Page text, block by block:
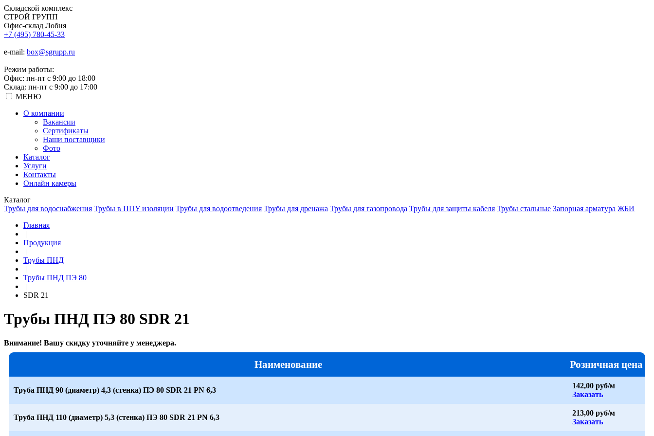
Складской комплекс
СТРОЙ ГРУПП
Офис-склад Лобня
+7 (495) 780-45-33
e-mail: box@sgrupp.ru
Режим работы:
Офис: пн-пт с 9:00 до 18:00
Склад: пн-пт с 9:00 до 17:00
МЕНЮ
О компании
Вакансии
Сертификаты
Наши поставщики
Фото
Каталог
Услуги
Контакты
Онлайн камеры
Каталог
Трубы для водоснабжения Трубы в ППУ изоляции Трубы для водоотведения Трубы для дренажа Трубы для газопровода Трубы для защиты кабеля Трубы стальные Запорная арматура ЖБИ
Главная
|
Продукция
|
Трубы ПНД
|
Трубы ПНД ПЭ 80
|
SDR 21
Трубы ПНД ПЭ 80 SDR 21
Внимание! Вашу скидку уточняйте у менеджера.
Наименование Розничная цена
Труба ПНД 90 (диаметр) 4,3 (стенка) ПЭ 80 SDR 21 PN 6,3
142,00 руб/м
Заказать
Труба ПНД 110 (диаметр) 5,3 (стенка) ПЭ 80 SDR 21 PN 6,3
213,00 руб/м
Заказать